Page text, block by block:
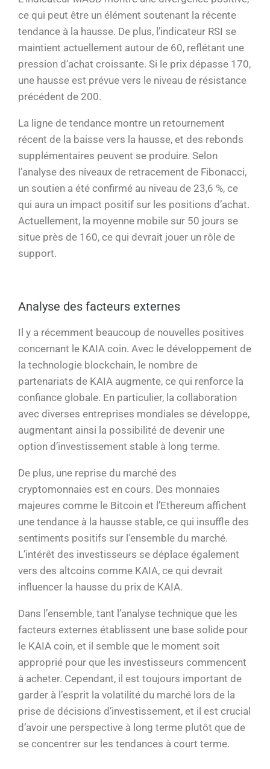
ce qui peut être un élément soutenant la récente
tendance à la hausse. De plus, l’indicateur RSI se
maintient actuellement autour de 60, reflétant une
pression d’achat croissante. Si le prix dépasse 170,
une hausse est prévue vers le niveau de résistance
précédent de 200.
La ligne de tendance montre un retournement
récent de la baisse vers la hausse, et des rebonds
supplémentaires peuvent se produire. Selon
l’analyse des niveaux de retracement de Fibonacci,
un soutien a été confirmé au niveau de 23,6 %, ce
qui aura un impact positif sur les positions d’achat.
Actuellement, la moyenne mobile sur 50 jours se
situe près de 160, ce qui devrait jouer un rôle de
support.
Analyse des facteurs externes
Il y a récemment beaucoup de nouvelles positives
concernant le KAIA coin. Avec le développement de
la technologie blockchain, le nombre de
partenariats de KAIA augmente, ce qui renforce la
confiance globale. En particulier, la collaboration
avec diverses entreprises mondiales se développe,
augmentant ainsi la possibilité de devenir une
option d’investissement stable à long terme.
De plus, une reprise du marché des
cryptomonnaies est en cours. Des monnaies
majeures comme le Bitcoin et l’Ethereum affichent
une tendance à la hausse stable, ce qui insuffle des
sentiments positifs sur l’ensemble du marché.
L’intérêt des investisseurs se déplace également
vers des altcoins comme KAIA, ce qui devrait
influencer la hausse du prix de KAIA.
Dans l’ensemble, tant l’analyse technique que les
facteurs externes établissent une base solide pour
le KAIA coin, et il semble que le moment soit
approprié pour que les investisseurs commencent
à acheter. Cependant, il est toujours important de
garder à l’esprit la volatilité du marché lors de la
prise de décisions d’investissement, et il est crucial
d’avoir une perspective à long terme plutôt que de
se concentrer sur les tendances à court terme.